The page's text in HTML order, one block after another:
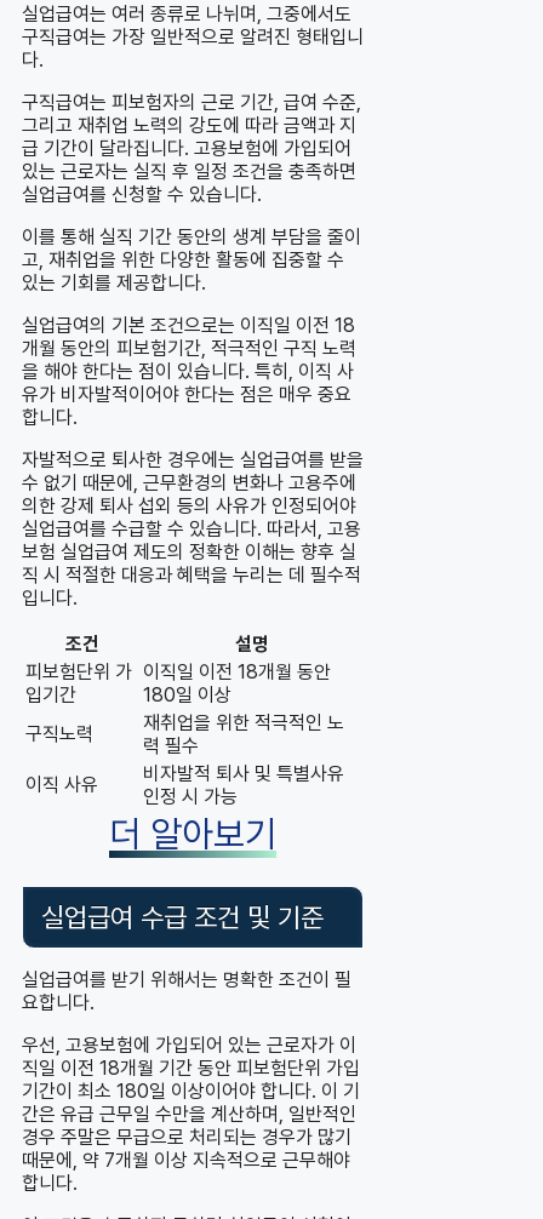
실업급여는 여러 종류로 나뉘며, 그중에서도
구직급여는 가장 일반적으로 알려진 형태입니
다.
구직급여는 피보험자의 근로 기간, 급여 수준,
그리고 재취업 노력의 강도에 따라 금액과 지
급 기간이 달라집니다. 고용보험에 가입되어
있는 근로자는 실직 후 일정 조건을 충족하면
실업급여를 신청할 수 있습니다.
이를 통해 실직 기간 동안의 생계 부담을 줄이
고, 재취업을 위한 다양한 활동에 집중할 수
있는 기회를 제공합니다.
실업급여의 기본 조건으로는 이직일 이전 18
개월 동안의 피보험기간, 적극적인 구직 노력
을 해야 한다는 점이 있습니다. 특히, 이직 사
유가 비자발적이어야 한다는 점은 매우 중요
합니다.
자발적으로 퇴사한 경우에는 실업급여를 받을
수 없기 때문에, 근무환경의 변화나 고용주에
의한 강제 퇴사 섭외 등의 사유가 인정되어야
실업급여를 수급할 수 있습니다. 따라서, 고용
보험 실업급여 제도의 정확한 이해는 향후 실
직 시 적절한 대응과 혜택을 누리는 데 필수적
입니다.
조건
설명
피보험단위 가
입기간
이직일 이전 18개월 동안
180일 이상
구직노력
재취업을 위한 적극적인 노
력 필수
이직 사유
비자발적 퇴사 및 특별사유
인정 시 가능
더 알아보기
실업급여 수급 조건 및 기준
실업급여를 받기 위해서는 명확한 조건이 필
요합니다.
우선, 고용보험에 가입되어 있는 근로자가 이
직일 이전 18개월 기간 동안 피보험단위 가입
기간이 최소 180일 이상이어야 합니다. 이 기
간은 유급 근무일 수만을 계산하며, 일반적인
경우 주말은 무급으로 처리되는 경우가 많기
때문에, 약 7개월 이상 지속적으로 근무해야
합니다.